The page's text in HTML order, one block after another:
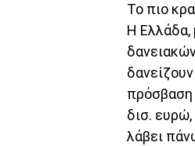
Το πιο
Η Ελλάδα,
πρόσβαση
δισ.
λάβει